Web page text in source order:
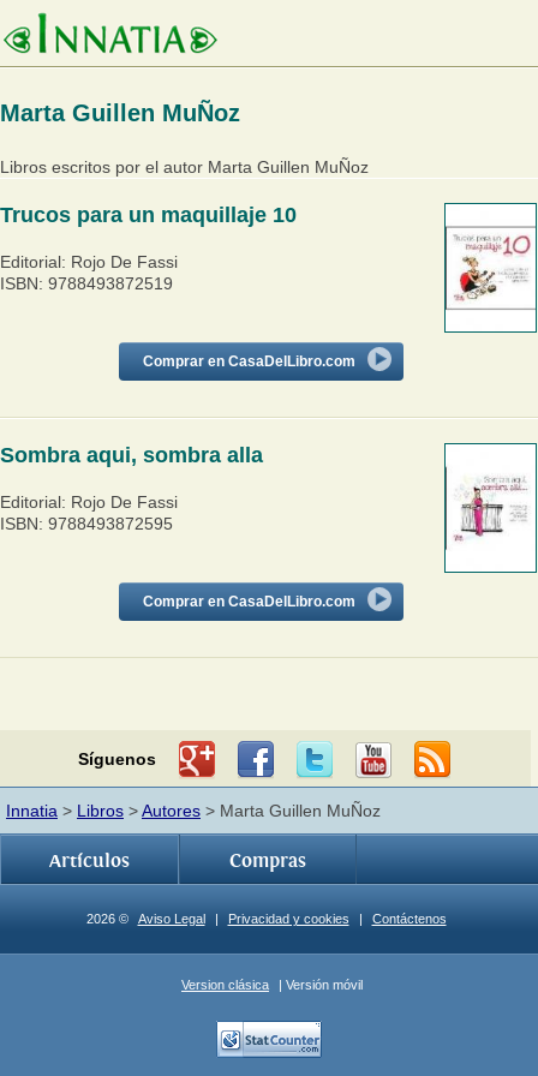
Marta Guillen MuÑoz
Libros escritos por el autor Marta Guillen MuÑoz
Trucos para un maquillaje 10
Editorial: Rojo De Fassi
ISBN: 9788493872519
Comprar en CasaDelLibro.com
Sombra aqui, sombra alla
Editorial: Rojo De Fassi
ISBN: 9788493872595
Comprar en CasaDelLibro.com
Síguenos
Innatia > Libros >Autores > Marta Guillen MuÑoz
Artículos Compras
2026 © Aviso Legal | Privacidad y cookies | Contáctenos
Version clásica | Versión móvil